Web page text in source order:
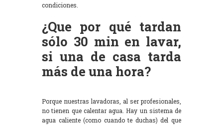
condiciones.
¿Que por qué tardan
sólo 30 min en lavar,
si una de casa tarda
más de una hora?
Porque nuestras lavadoras, al ser profesionales,
no tienen que calentar agua. Hay un sistema de
agua caliente (como cuando te duchas) del que